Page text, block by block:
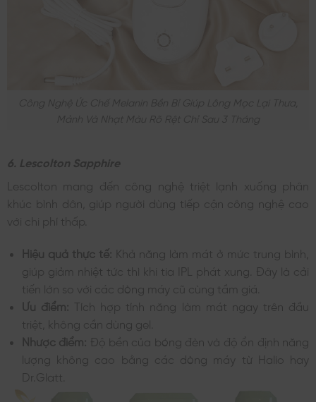
Công Nghệ Ức Chế Melanin Bền Bỉ Giúp Lông Mọc Lại Thưa,
Mảnh Và Nhạt Màu Rõ Rệt Chỉ Sau 3 Tháng
6. Lescolton Sapphire
Lescolton mang đến công nghệ triệt lạnh xuống phân
khúc bình dân, giúp người dùng tiếp cận công nghệ cao
với chi phí thấp.
Hiệu quả thực tế: Khả năng làm mát ở mức trung bình,
giúp giảm nhiệt tức thì khi tia IPL phát xung. Đây là cải
tiến lớn so với các dòng máy cũ cùng tầm giá.
Ưu điểm: Tích hợp tính năng làm mát ngay trên đầu
triệt, không cần dùng gel.
Nhược điểm: Độ bền của bóng đèn và độ ổn định năng
lượng không cao bằng các dòng máy từ Halio hay
Dr.Glatt.